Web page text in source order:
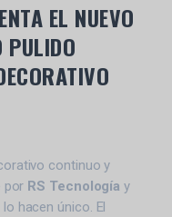
EL NUEVO
PULIDO
continuo y
por RS Tecnología y
hacen único. El